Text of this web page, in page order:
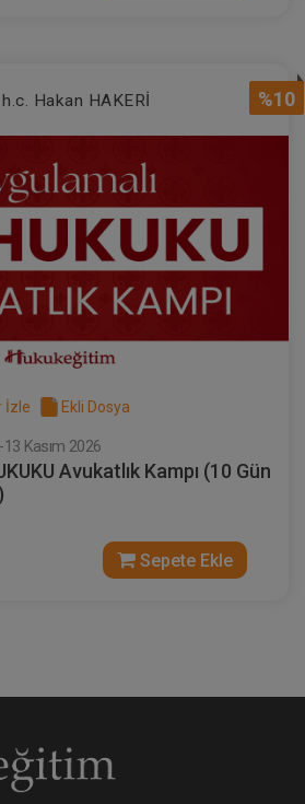
%10
Hakan HAKERİ
İzle Ekli Dosya
Kasım 2026
Avukatlık Kampı (10 Gün
Sepete Ekle